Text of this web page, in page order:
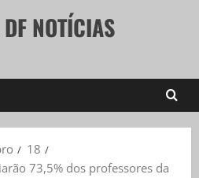
NOTÍCIAS
18
73,5% dos professores da